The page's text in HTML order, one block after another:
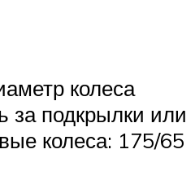
колеса
за подкрылки или
колеса: 175/65